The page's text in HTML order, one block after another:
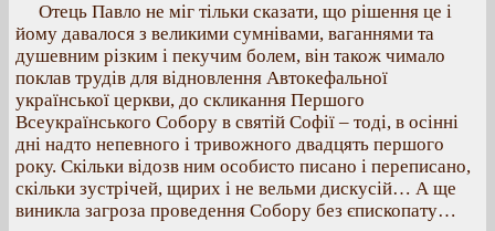
Отець Павло не міг тільки сказати, що рішення це і
йому давалося з великими сумнівами, ваганнями та
душевним різким і пекучим болем, він також чимало
поклав трудів для відновлення Автокефальної
української церкви, до скликання Першого
Всеукраїнського Собору в святій Софії – тоді, в осінні
дні надто непевного і тривожного двадцять першого
року. Скільки відозв ним особисто писано і переписано,
скільки зустрічей, щирих і не вельми дискусій… А ще
виникла загроза проведення Собору без єпископату…